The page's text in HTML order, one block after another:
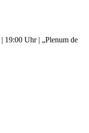
19:00 Uhr | „Plenum de